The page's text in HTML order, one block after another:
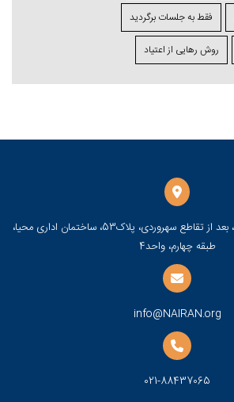
فقط به جلسات برگردید
روش رهایی از اعتیاد
تهران، خیابان شهید مطهری، بعد از تقاطع سهروردی، پلاک53، ساختمان اداری محیا،
طبقه چهارم، واحد4
info@NAIRAN.org
021-88437065